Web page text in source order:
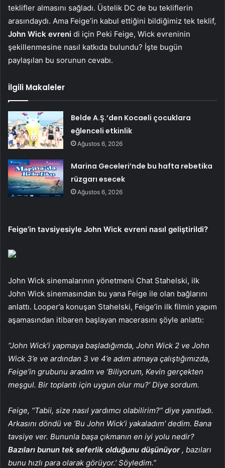
teklifler almasını sağladı. Üstelik DC de bu tekliflerin
arasındaydı. Ama Feige’in kabul ettiğini bildiğimiz tek teklif,
John Wick evreni di için Peki Feige, Wick evreninin
şekillenmesine nasıl katkıda bulundu? İşte bugün
paylaşılan bu sorunun cevabı.
İlgili Makaleler
Belde A.Ş.’den Kocaeli çocuklara
eğlenceli etkinlik
Ağustos 6, 2026
Marina Geceleri’nde bu hafta rebetika
rüzgarı esecek
Ağustos 6, 2026
Feige’in tavsiyesiyle John Wick evreni nasıl geliştirildi?
John Wick sinemalarının yönetmeni Chat Stahelski, ilk
John Wick sinemasından bu yana Feige ile olan bağlarını
anlattı. Looper’a konuşan Stahelski, Feige’in ilk filmin yapım
aşamasından itibaren başlayan macerasını şöyle anlattı:
“John Wick’i yapmaya başladığımda, John Wick 2 ve John
Wick 3’e ve ardından 3 ve 4’e adım atmaya çalıştığımızda,
Feige’in grubunu aradım ve ‘Biliyorum, Kevin gerçekten
meşgul. Bir toplantı için uygun olur mu?’ Diye sordum.
Feige, “Tabii, size nasıl yardımcı olabilirim?” diye yanıtladı.
Arkasını döndü ve ‘Bu John Wick’i yakaladım’ dedim. Bana
tavsiye ver. Bununla başa çıkmanın en iyi yolu nedir?
Bazıları bunun tek seferlik olduğunu düşünüyor, bazıları
bunu hızlı para olarak görüyor.’ Söyledim.”